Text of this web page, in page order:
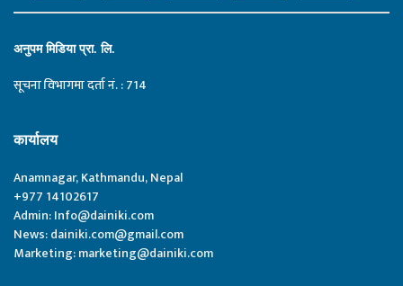
अनुपम मिडिया प्रा. लि.
सूचना विभागमा दर्ता नं. : 714
कार्यालय
Anamnagar, Kathmandu, Nepal
+977 14102617
Admin:Info@dainiki.com
News:dainiki.com@gmail.com
Marketing:marketing@dainiki.com